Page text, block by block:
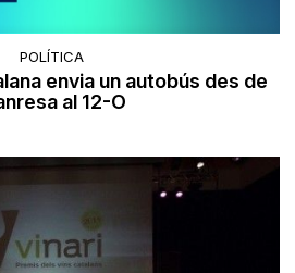
POLÍTICA
envia un autobús des de
al 12-O